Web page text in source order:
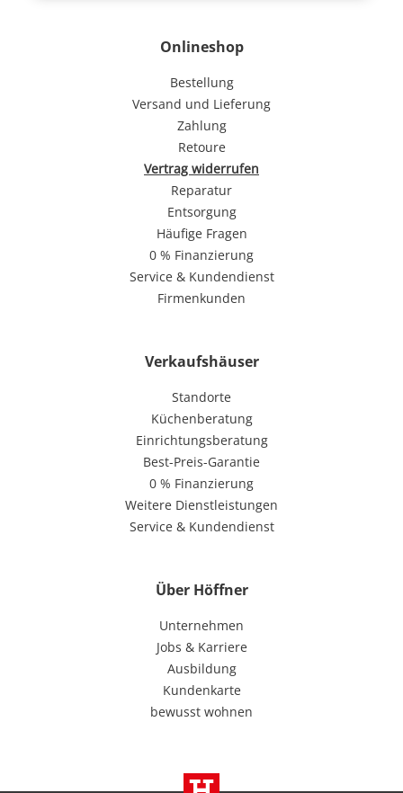
Onlineshop
Bestellung
Versand und Lieferung
Zahlung
Retoure
Vertrag widerrufen
Reparatur
Entsorgung
Häufige Fragen
0 % Finanzierung
Service & Kundendienst
Firmenkunden
Verkaufshäuser
Standorte
Küchenberatung
Einrichtungsberatung
Best-Preis-Garantie
0 % Finanzierung
Weitere Dienstleistungen
Service & Kundendienst
Über Höffner
Unternehmen
Jobs & Karriere
Ausbildung
Kundenkarte
bewusst wohnen